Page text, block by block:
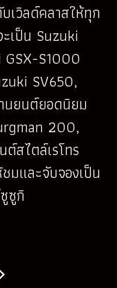
เวิลด์คลาสให้ทุก
เป็น Suzuki
GSX-S1000
SV650,
นยนต์ยอดนิยม
200,
สไตล์เรโทร
มและจับจองเป็น
ซูกิ